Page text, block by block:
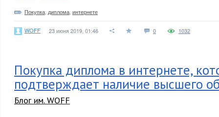
Покупка диплома интернете
WOFF 23 июня 2019, 01:46 0 1032
Покупка диплома в интернете,
подтверждает наличие высшего
Блог им. WOFF